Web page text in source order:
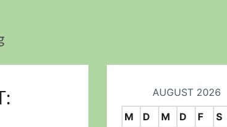
AUGUST 2026
M
D M D F S